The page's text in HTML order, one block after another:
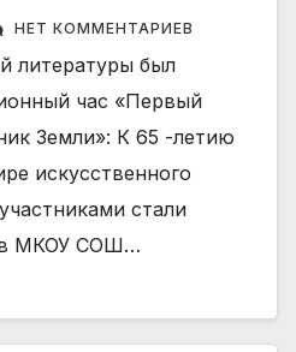
НЕТ КОММЕНТАРИЕВ
литературы был
час «Первый
Земли»: К 65 -летию
искусственного
стали
МКОУ СОШ…